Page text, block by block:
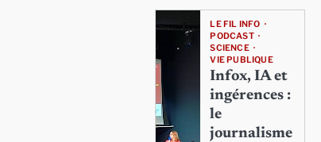
LE FIL INFO
PODCAST
SCIENCE
VIE PUBLIQUE
Infox, IA et
ingérences :
le
journalisme